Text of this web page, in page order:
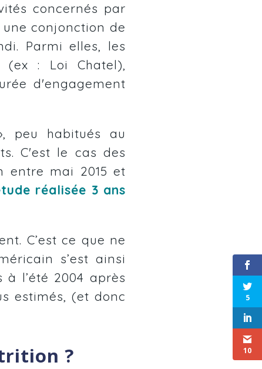
concernés par
une conjonction de
Parmi elles, les
(ex : Loi Chatel)
d'engagement
, peu habitués au
C'est le cas des
entre mai 2015 et
réalisée 3 ans
C’est ce que ne
s’est ainsi
l’été 2004 après
estimés, (et donc
?
5
10